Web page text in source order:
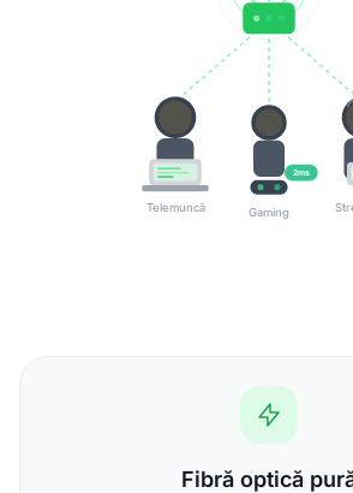
Telemuncă
2ms
Gaming
Fibră optică